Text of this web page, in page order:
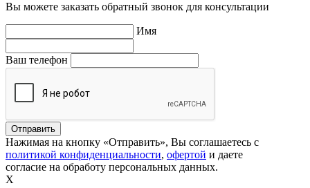
Вы можете заказать обратный звонок для консультации
Имя
Ваш телефон
Нажимая на кнопку «Отправить», Вы соглашаетесь с
политикой конфиденциальности, офертой и даете
согласие на обработу персональных данных.
X